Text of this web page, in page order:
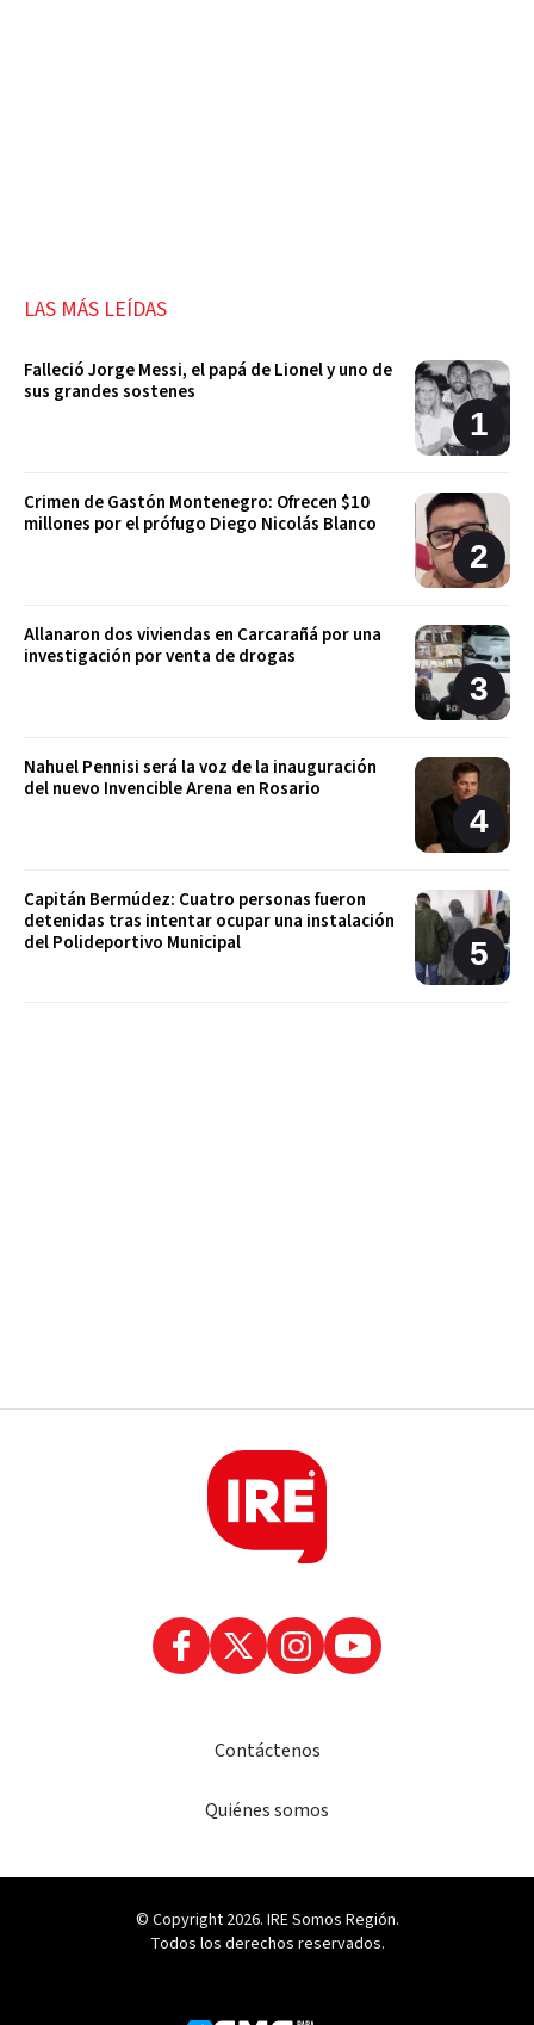
LAS MÁS LEÍDAS
Falleció Jorge Messi, el papá de Lionel y uno de
sus grandes sostenes
Crimen de Gastón Montenegro: Ofrecen $10
millones por el prófugo Diego Nicolás Blanco
Allanaron dos viviendas en Carcarañá por una
investigación por venta de drogas
Nahuel Pennisi será la voz de la inauguración
del nuevo Invencible Arena en Rosario
Capitán Bermúdez: Cuatro personas fueron
detenidas tras intentar ocupar una instalación
del Polideportivo Municipal
Contáctenos
Quiénes somos
© Copyright 2026. IRE Somos Región.
Todos los derechos reservados.